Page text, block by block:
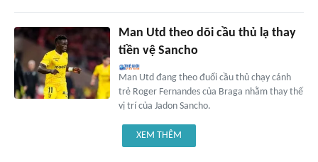
Man Utd theo dõi cầu thủ lạ thay
tiền vệ Sancho
Man Utd đang theo đuổi cầu thủ chạy cánh
trẻ Roger Fernandes của Braga nhằm thay thế
vị trí của Jadon Sancho.
XEM THÊM